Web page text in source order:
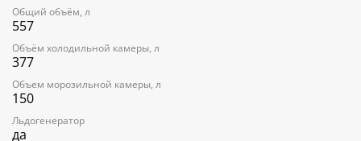
ТЕХНИЧЕСКИЕ ХАРАКТЕРИСТИКИ:
Напряжение тока 220-240 В
Частота тока 50/60 Гц
Потребление электроэнергии: 547 кВт/год
Климатический класс Т
Инверторный компрессор
Уровень шума: 42 дБ
Общий объём, л
557
Объём холодильной камеры, л
377
Объем морозильной камеры, л
150
Льдогенератор
да